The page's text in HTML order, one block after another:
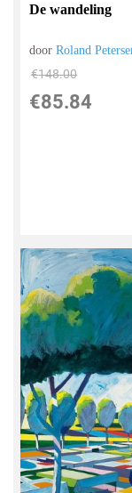
De wandeling
doorRoland
€148.00
€85.84